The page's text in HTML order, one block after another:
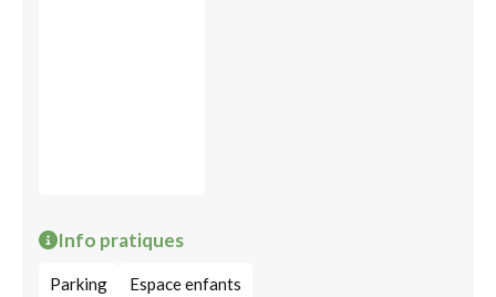
Info pratiques
Parking Espace enfants